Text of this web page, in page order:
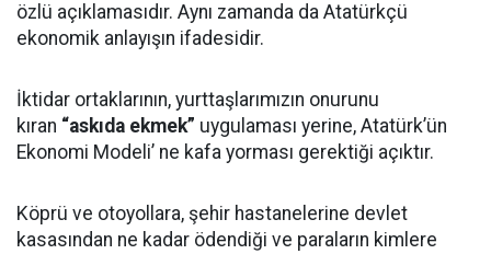
özlü açıklamasıdır. Aynı zamanda da Atatürkçü
ekonomik anlayışın ifadesidir.
İktidar ortaklarının, yurttaşlarımızın onurunu
kıran “askıda ekmek” uygulaması yerine, Atatürk’ün
Ekonomi Modeli’ ne kafa yorması gerektiği açıktır.
Köprü ve otoyollara, şehir hastanelerine devlet
kasasından ne kadar ödendiği ve paraların kimlere